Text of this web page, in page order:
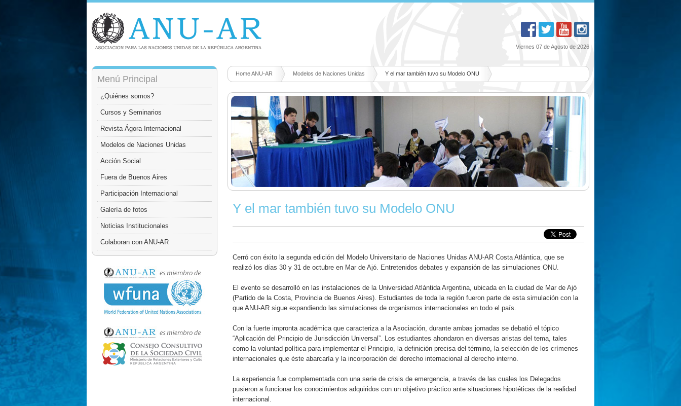
Viernes 07 de Agosto de 2026
Menú Principal
¿Quiénes somos?
Cursos y Seminarios
Revista Ágora Internacional
Modelos de Naciones Unidas
Acción Social
Fuera de Buenos Aires
Participación Internacional
Galería de fotos
Noticias Institucionales
Colaboran con ANU-AR
Home ANU-AR Modelos de Naciones Unidas Y el mar también tuvo su Modelo ONU
Y el mar también tuvo su Modelo ONU
Cerró con éxito la segunda edición del Modelo Universitario de Naciones Unidas ANU-AR Costa Atlántica, que se
realizó los días 30 y 31 de octubre en Mar de Ajó. Entretenidos debates y expansión de las simulaciones ONU.
El evento se desarrolló en las instalaciones de la Universidad Atlántida Argentina, ubicada en la ciudad de Mar de Ajó
(Partido de la Costa, Provincia de Buenos Aires). Estudiantes de toda la región fueron parte de esta simulación con la
que ANU-AR sigue expandiendo las simulaciones de organismos internacionales en todo el país.
Con la fuerte impronta académica que caracteriza a la Asociación, durante ambas jornadas se debatió el tópico
“Aplicación del Principio de Jurisdicción Universal”. Los estudiantes ahondaron en diversas aristas del tema, tales
como la voluntad política para implementar el Principio, la definición precisa del término, la selección de los crímenes
internacionales que éste abarcaría y la incorporación del derecho internacional al derecho interno.
La experiencia fue complementada con una serie de crisis de emergencia, a través de las cuales los Delegados
pusieron a funcionar los conocimientos adquiridos con un objetivo práctico ante situaciones hipotéticas de la realidad
internacional.